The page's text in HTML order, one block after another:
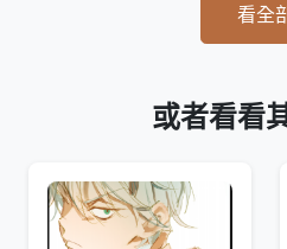
看全
或者看看